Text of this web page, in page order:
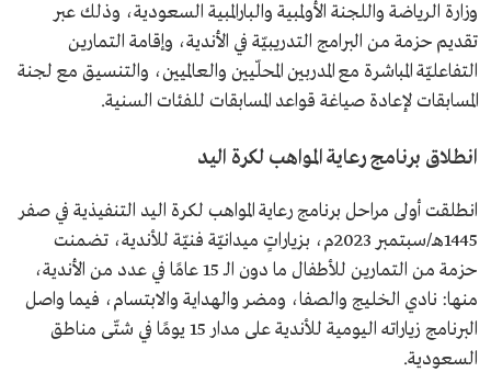
وزارة الرياضة واللجنة الأولمبية والبارالمبية السعودية، وذلك عبر
تقديم حزمة من البرامج التدريبيّة في الأندية، وإقامة التمارين
التفاعليّة المباشرة مع المدربين المحلّيين والعالميين، والتنسيق مع لجنة
المسابقات لإعادة صياغة قواعد المسابقات للفئات السنية.
انطلاق برنامج رعاية المواهب لكرة اليد
انطلقت أولى مراحل برنامج رعاية المواهب لكرة اليد التنفيذية في صفر
1445هـ/سبتمبر 2023م، بزياراتٍ ميدانيّة فنيّة للأندية، تضمنت
حزمة من التمارين للأطفال ما دون الـ 15 عامًا في عدد من الأندية،
منها: نادي الخليج والصفا، ومضر والهداية والابتسام، فيما واصل
البرنامج زياراته اليومية للأندية على مدار 15 يومًا في شتّى مناطق
السعودية.